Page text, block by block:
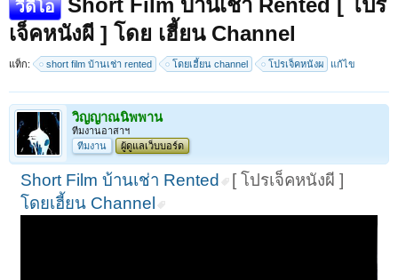
วีดีโอ
Short Film บ้านเช่า Rented [ โปร
เจ็คหนังผี ] โดย เฮี้ยน Channel
แท็ก: short film บ้านเช่า rented โดยเฮี้ยน channel โปรเจ็คหนังผ แก้ไข
วิญญาณนิพพาน
ทีมงานอาสาฯ
ทีมงาน
ผู้ดูแลเว็บบอร์ด
Short Film บ้านเช่า Rented
[ โปรเจ็คหนังผี ]
โดยเฮี้ยน Channel